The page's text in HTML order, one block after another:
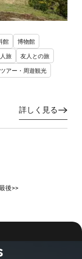
館
博物館
旅
友人との旅
ツアー・周遊観光
詳しく見る
後>>